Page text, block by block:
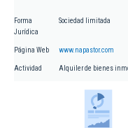
Forma
Jurídica
Sociedad limitada
Página Web www.napastor.com
Actividad Alquiler de bienes